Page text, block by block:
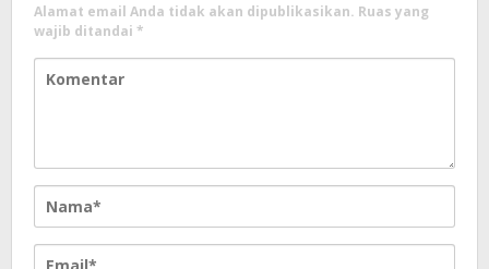
Alamat email Anda tidak akan dipublikasikan. Ruas yang
wajib ditandai *